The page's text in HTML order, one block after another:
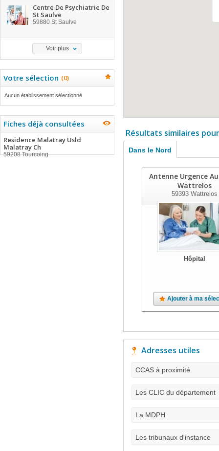
Centre De Psychiatrie De
St Saulve
59880 St Saulve
Voir plus
Votre sélection (0)
Aucun établissement sélectionné
Fiches déjà consultées
Residence Malatray Usld
Malatray Ch
59208 Tourcoing
Résultats similaires
Dans le Nord
Antenne Urgence Au
Wattrelos
59393Wattrelos
Hôpital
Ajouter à ma
Adresses utiles
CCAS à proximité
Les CLIC du département
La MDPH
Les tribunaux d'instance